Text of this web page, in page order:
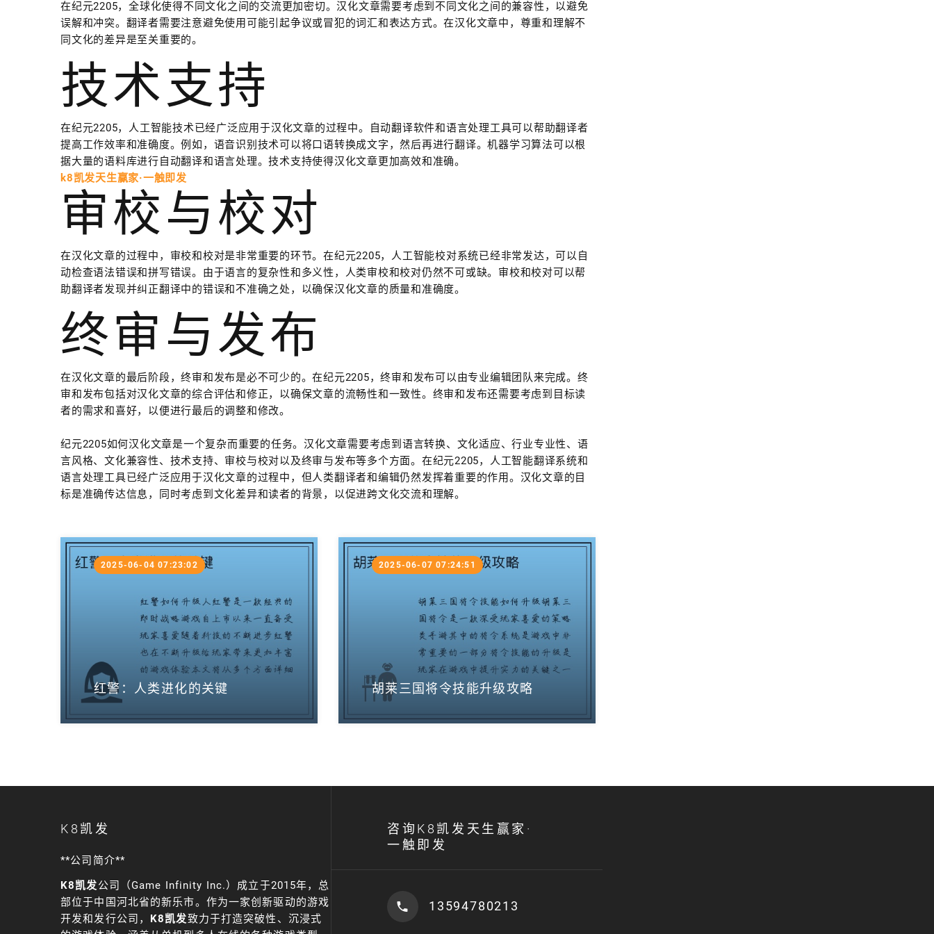
在纪元2205，全球化使得不同文化之间的交流更加密切。汉化文章需要考虑到不同文化之间的兼容性，以避免
误解和冲突。翻译者需要注意避免使用可能引起争议或冒犯的词汇和表达方式。在汉化文章中，尊重和理解不
同文化的差异是至关重要的。
技术支持
在纪元2205，人工智能技术已经广泛应用于汉化文章的过程中。自动翻译软件和语言处理工具可以帮助翻译者
提高工作效率和准确度。例如，语音识别技术可以将口语转换成文字，然后再进行翻译。机器学习算法可以根
据大量的语料库进行自动翻译和语言处理。技术支持使得汉化文章更加高效和准确。
k8凯发天生赢家·一触即发
审校与校对
在汉化文章的过程中，审校和校对是非常重要的环节。在纪元2205，人工智能校对系统已经非常发达，可以自
动检查语法错误和拼写错误。由于语言的复杂性和多义性，人类审校和校对仍然不可或缺。审校和校对可以帮
助翻译者发现并纠正翻译中的错误和不准确之处，以确保汉化文章的质量和准确度。
终审与发布
在汉化文章的最后阶段，终审和发布是必不可少的。在纪元2205，终审和发布可以由专业编辑团队来完成。终
审和发布包括对汉化文章的综合评估和修正，以确保文章的流畅性和一致性。终审和发布还需要考虑到目标读
者的需求和喜好，以便进行最后的调整和修改。
纪元2205如何汉化文章是一个复杂而重要的任务。汉化文章需要考虑到语言转换、文化适应、行业专业性、语
言风格、文化兼容性、技术支持、审校与校对以及终审与发布等多个方面。在纪元2205，人工智能翻译系统和
语言处理工具已经广泛应用于汉化文章的过程中，但人类翻译者和编辑仍然发挥着重要的作用。汉化文章的目
标是准确传达信息，同时考虑到文化差异和读者的背景，以促进跨文化交流和理解。
红警：人类进化的关键
2025-06-04 07:23:02
胡莱三国将令技能升级攻略
2025-06-07 07:24:51
K8凯发
**公司简介**
K8凯发公司（Game Infinity Inc.）成立于2015年，总
部位于中国河北省的新乐市。作为一家创新驱动的游戏
开发和发行公司， K8凯发致力于打造突破性、沉浸式
咨询K8凯发天生赢家·
一触即发
13594780213